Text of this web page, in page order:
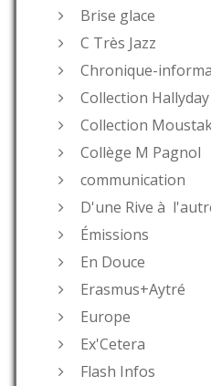
Brise glace
C Très Jazz
Chronique-
Collection Hallyday
Collection
Collège M Pagnol
communication
D'une Rive à
Émissions
En Douce
Erasmus+Aytré
Europe
Ex'Cetera
Flash Infos